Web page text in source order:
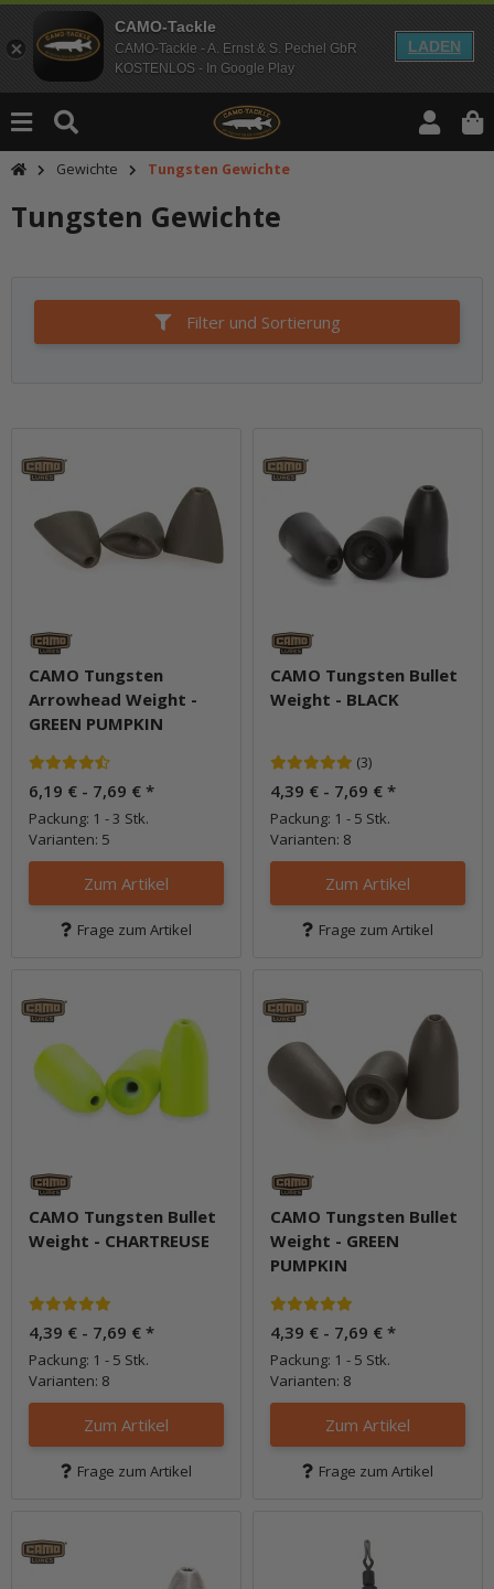
CAMO-Tackle
CAMO-Tackle - A. Ernst & S. Pechel GbR
KOSTENLOS - In Google Play
LADEN
Gewichte Tungsten Gewichte
Tungsten Gewichte
Filter und Sortierung
CAMO Tungsten
Arrowhead Weight -
GREEN PUMPKIN
6,19 € - 7,69 € *
Packung: 1 - 3 Stk.
Varianten: 5
Zum Artikel
Frage zum Artikel
CAMO Tungsten Bullet
Weight - BLACK
(3)
4,39 € - 7,69 € *
Packung: 1 - 5 Stk.
Varianten: 8
Zum Artikel
Frage zum Artikel
CAMO Tungsten Bullet
Weight - CHARTREUSE
4,39 € - 7,69 € *
Packung: 1 - 5 Stk.
Varianten: 8
Zum Artikel
Frage zum Artikel
CAMO Tungsten Bullet
Weight - GREEN
PUMPKIN
4,39 € - 7,69 € *
Packung: 1 - 5 Stk.
Varianten: 8
Zum Artikel
Frage zum Artikel